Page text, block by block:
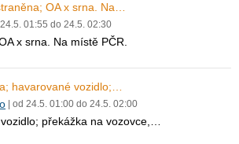
OA x srna. Na…
24.5. 01:55 do 24.5. 02:30
x srna. Na místě PČR.
havarované vozidlo;…
| od 24.5. 01:00 do 24.5. 02:00
překážka na vozovce,…